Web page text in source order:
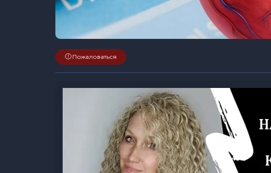
Пожаловаться